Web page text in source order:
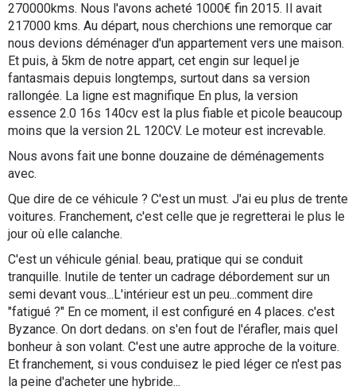
270000kms. Nous l'avons acheté 1000€ fin 2015. Il avait
217000 kms. Au départ, nous cherchions une remorque car
nous devions déménager d'un appartement vers une maison.
Et puis, à 5km de notre appart, cet engin sur lequel je
fantasmais depuis longtemps, surtout dans sa version
rallongée. La ligne est magnifique En plus, la version
essence 2.0 16s 140cv est la plus fiable et picole beaucoup
moins que la version 2L 120CV. Le moteur est increvable.
Nous avons fait une bonne douzaine de déménagements
avec.
Que dire de ce véhicule ? C'est un must. J'ai eu plus de trente
voitures. Franchement, c'est celle que je regretterai le plus le
jour où elle calanche.
C'est un véhicule génial. beau, pratique qui se conduit
tranquille. Inutile de tenter un cadrage débordement sur un
semi devant vous...L'intérieur est un peu...comment dire
"fatigué ?" En ce moment, il est configuré en 4 places. c'est
Byzance. On dort dedans. on s'en fout de l'érafler, mais quel
bonheur à son volant. C'est une autre approche de la voiture.
Et franchement, si vous conduisez le pied léger ce n'est pas
la peine d'acheter une hybride...